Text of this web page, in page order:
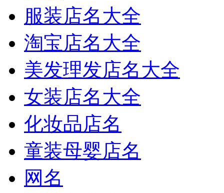
服装店名大全
淘宝店名大全
美发理发店名大全
女装店名大全
化妆品店名
童装母婴店名
网名